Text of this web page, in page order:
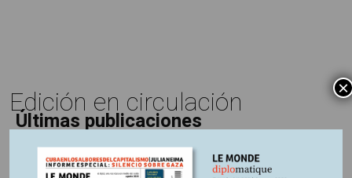
Últimas publicaciones
Edición en circulación ×